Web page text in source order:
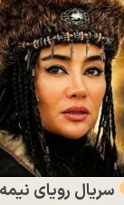
سریال رویای